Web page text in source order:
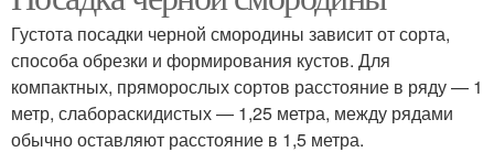
Густота посадки черной смородины зависит от сорта,
способа обрезки и формирования кустов. Для
компактных, пряморослых сортов расстояние в ряду — 1
метр, слабораскидистых — 1,25 метра, между рядами
обычно оставляют расстояние в 1,5 метра.